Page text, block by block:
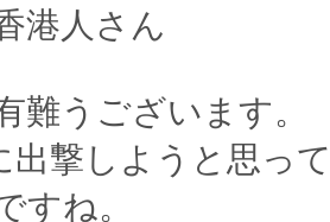
港人さん
難うございます。
出撃しようと思っ
すね。